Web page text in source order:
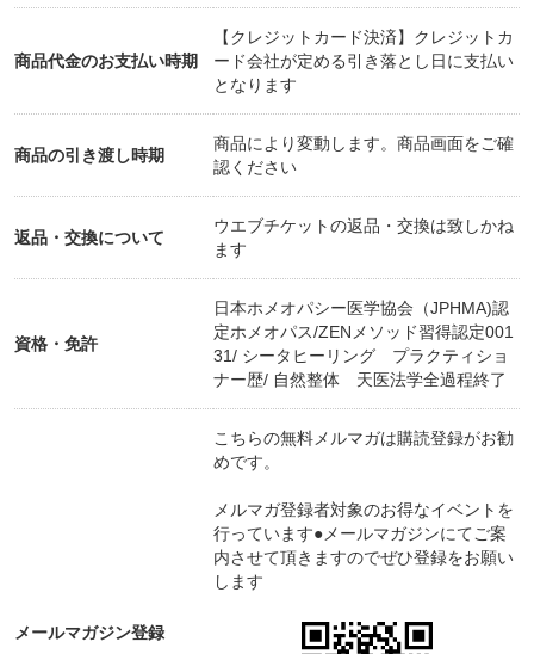
です。
例えば、「痩せたい」と思っても実際には痩せたい
ね。
い」とか「飽きっぽい」からと自分を責める必要は
ありません
そもそも「なぜ痩せたいと思ったか？」
それは他人の正義である「痩せていることが美し
い」を自分の正義としたことにありますが、
ではなぜ、他人の正義を自分の正義と勘違いするよ
うになってしまったのか？
というところに原因があります
て根本から改善を目指します。
私たちは一緒に間違った信念を見つけて解放し、楽
に生きる方法を探していきましょう。
商品代金のお支払い時期
【クレジットカード決済】クレジットカ
ード会社が定める引き落とし日に支払い
となります
商品の引き渡し時期
商品により変動します。商品画面をご確
認ください
返品・交換について
ウエブチケットの返品・交換は致しかね
ます
資格・免許
日本ホメオパシー医学協会（JPHMA)認
定ホメオパス/ZENメソッド習得認定001
31/ シータヒーリング プラクティショ
ナー歴/ 自然整体 天医法学全過程終了
メールマガジン登録
こちらの無料メルマガは購読登録がお勧
めです。
メルマガ登録者対象のお得なイベントを
行っています●メールマガジンにてご案
内させて頂きますのでぜひ登録をお願い
します